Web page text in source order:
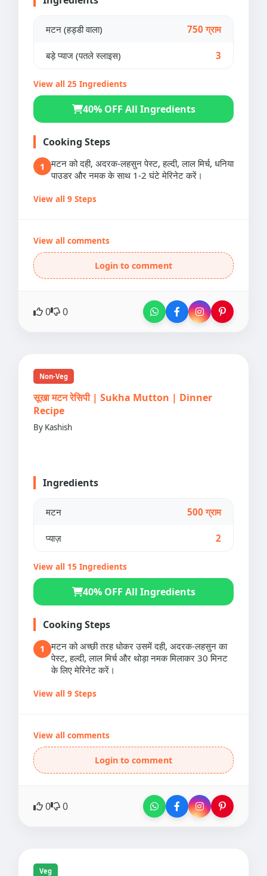
मटन (हड्डी वाला) 750 ग्राम
बड़े प्याज (पतले स्लाइस) 3
View all 25 Ingredients
40% OFF All Ingredients
Cooking Steps
1
मटन को दही, अदरक-लहसुन पेस्ट, हल्दी, लाल मिर्च, धनिया
पाउडर और नमक के साथ 1-2 घंटे मेरिनेट करें।
View all 9 Steps
View all comments
Login to comment
0 0
Non-Veg
सूखा मटन रेसिपी | Sukha Mutton | Dinner
Recipe
By Kashish
Ingredients
मटन 500 ग्राम
प्याज़ 2
View all 15 Ingredients
40% OFF All Ingredients
Cooking Steps
1
मटन को अच्छी तरह धोकर उसमें दही, अदरक-लहसुन का
पेस्ट, हल्दी, लाल मिर्च और थोड़ा नमक मिलाकर 30 मिनट
के लिए मेरिनेट करें।
View all 9 Steps
View all comments
Login to comment
0 0
Veg